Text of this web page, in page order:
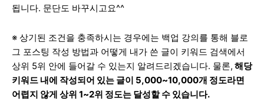
됩니다. 문단도 바꾸시고요^^
※ 상기된 조건을 충족하시는 경우에는 백업 강의를 통해 블로
그 포스팅 작성 방법과 어떻게 내가 쓴 글이 키워드 검색에서
상위 5위 안에 들어갈 수 있는지 알려드리겠습니다. 물론, 해당
키워드 내에 작성되어 있는 글이 5,000~10,000개 정도라면
어렵지 않게 상위 1~2위 정도는 달성할 수 있습니다.